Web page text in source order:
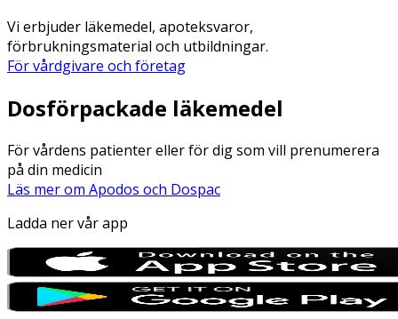
Vi erbjuder läkemedel, apoteksvaror,
förbrukningsmaterial och utbildningar.
För vårdgivare och företag
Dosförpackade läkemedel
För vårdens patienter eller för dig som vill prenumerera
på din medicin
Läs mer om Apodos och Dospac
Ladda ner vår app